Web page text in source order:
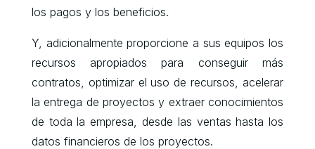
los pagos y los beneficios.
Y, adicionalmente proporcione a sus equipos los
recursos apropiados para conseguir más
contratos, optimizar el uso de recursos, acelerar
la entrega de proyectos y extraer conocimientos
de toda la empresa, desde las ventas hasta los
datos financieros de los proyectos.